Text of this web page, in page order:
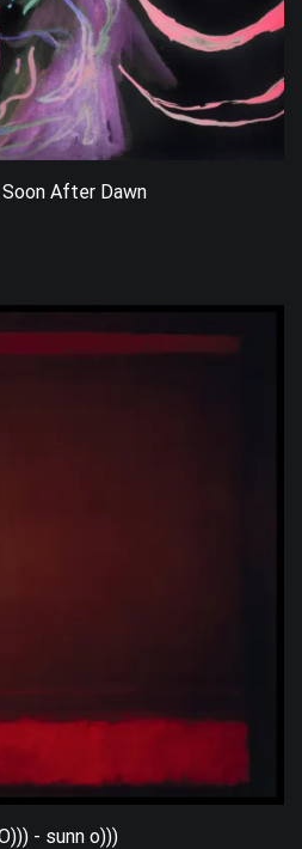
After Dawn
- sunn o)))